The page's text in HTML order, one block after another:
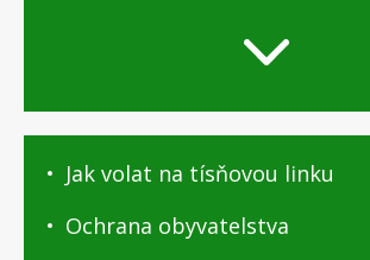
Praze
Jak volat na tísňovou linku
Ochrana obyvatelstva